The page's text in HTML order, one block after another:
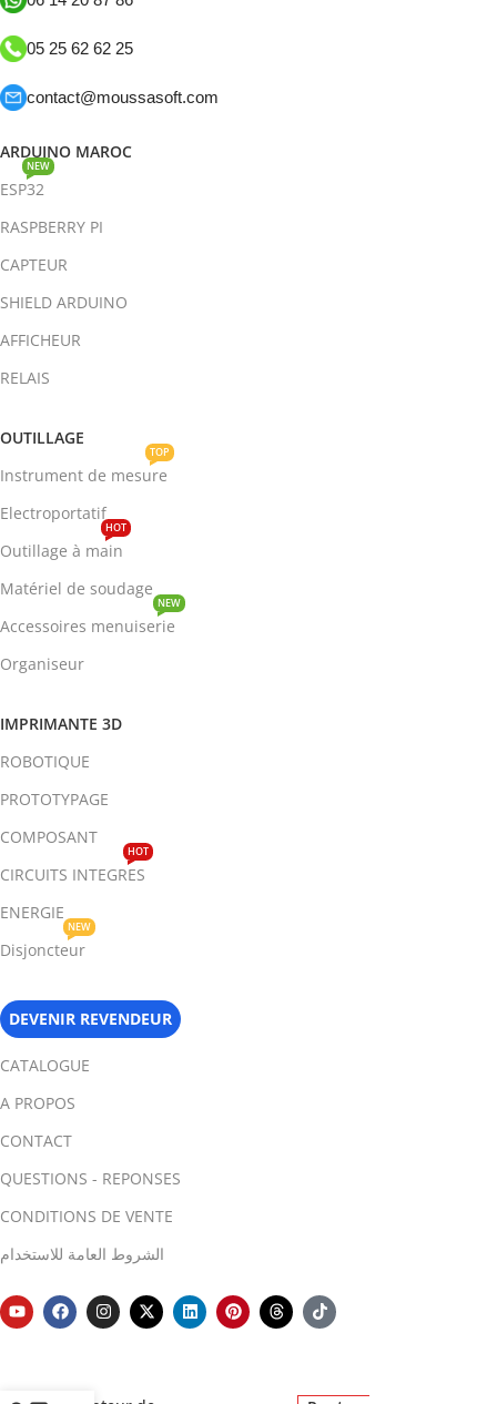
05 25 62 62 25
contact@moussasoft.com
ARDUINO MAROC
ESP32
NEW
RASPBERRY PI
CAPTEUR
SHIELD ARDUINO
AFFICHEUR
RELAIS
OUTILLAGE
Instrument de mesure
TOP
Electroportatif
Outillage à main
HOT
Matériel de soudage
Accessoires menuiserie
NEW
Organiseur
IMPRIMANTE 3D
ROBOTIQUE
PROTOTYPAGE
COMPOSANT
CIRCUITS INTEGRES
HOT
ENERGIE
Disjoncteur
NEW
DEVENIR REVENDEUR
CATALOGUE
A PROPOS
CONTACT
QUESTIONS - REPONSES
CONDITIONS DE VENTE
الشروط العامة للاستخدام